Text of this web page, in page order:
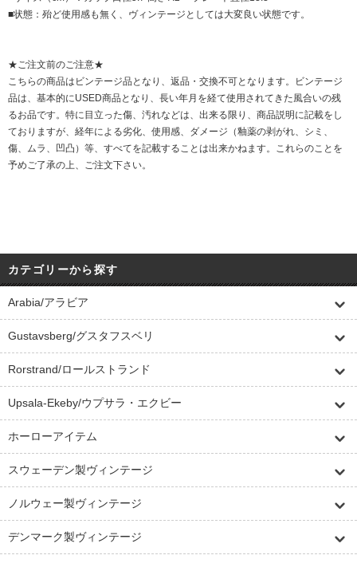
■状態：殆ど使用感も無く、ヴィンテージとしては大変良い状態です。
★ご注文前のご注意★
こちらの商品はビンテージ品となり、返品・交換不可となります。ビンテージ
品は、基本的にUSED商品となり、長い年月を経て使用されてきた風合いの残
るお品です。特に目立った傷、汚れなどは、出来る限り、商品説明に記載をし
ておりますが、経年による劣化、使用感、ダメージ（釉薬の剥がれ、シミ、
傷、ムラ、凹凸）等、すべてを記載することは出来かねます。これらのことを
予めご了承の上、ご注文下さい。
カテゴリーから探す
Arabia/アラビア
Gustavsberg/グスタフスベリ
Rorstrand/ロールストランド
Upsala-Ekeby/ウプサラ・エクビー
ホーローアイテム
スウェーデン製ヴィンテージ
ノルウェー製ヴィンテージ
デンマーク製ヴィンテージ